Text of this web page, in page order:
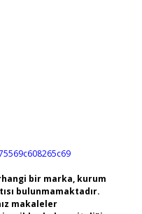
bir marka, kurum
bulunmamaktadır.
makaleler